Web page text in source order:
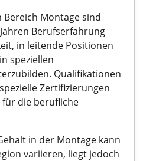
Montage sind
Berufserfahrung
in leitende Positionen
speziellen
Qualifikationen
Zertifizierungen
die berufliche
in der Montage kann
variieren, liegt jedoch